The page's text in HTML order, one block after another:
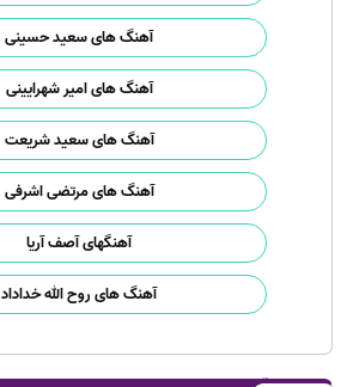
آهنگ های سعید حسینی
آهنگ های امیر شهرایینی
آهنگ های سعید شریعت
آهنگ های مرتضی اشرفی
آهنگهای آصف آریا
آهنگ های روح الله خداداد